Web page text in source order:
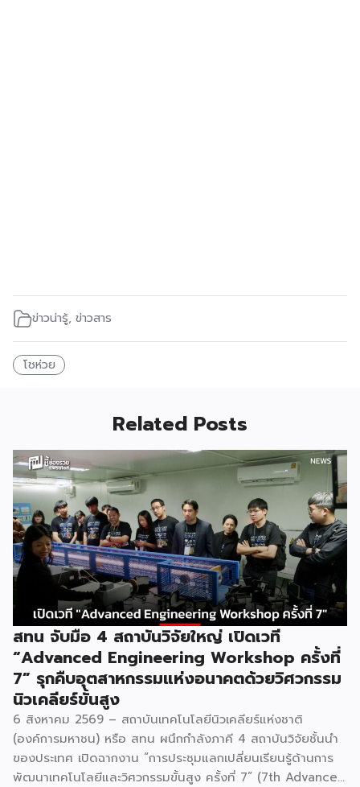
ข่าวน่ารู้, ข่าวสาร
โชห่วย
Related Posts
สทน จับมือ 4 สถาบันวิจัยใหญ่ เปิดเวที
“Advanced Engineering Workshop ครั้งที่
7” รุกคืบอุตสาหกรรมแห่งอนาคตด้วยวิศวกรรม
นิวเคลียร์ขั้นสูง
6 สิงหาคม 2569 – สถาบันเทคโนโลยีนิวเคลียร์แห่งชาติ
(องค์การมหาชน) หรือ สทน ผนึกกำลังภาคี 4 สถาบันวิจัยชั้นนำ
ของประเทศ เปิดฉากงาน “การประชุมแลกเปลี่ยนเรียนรู้ด้านการ
พัฒนาเทคโนโลยีและวิศวกรรมขั้นสูง ครั้งที่ 7” (7th Advanced